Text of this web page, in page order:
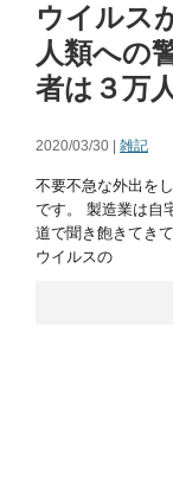
ウイルス
人類への
者は３万
2020/03/30 | 雑記
不要不急な外出を
です。 製造業は自
道で聞き飽きてき
ウイルスの